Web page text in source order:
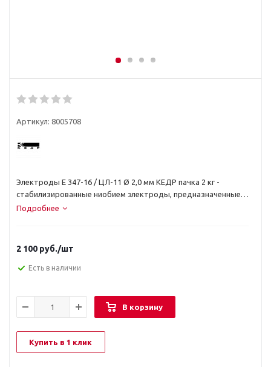
Артикул: 8005708
Электроды E 347-16 / ЦЛ-11 Ø 2,0 мм КЕДP пачка 2 кг -
стабилизированные ниобием электроды, предназначенные
для ручной дуговой сварки изделий из нержавеющих
высокой стабильностью и эластичностью дуги, а также
гарантированным лёгким поджигом. Позволяют работать во
всех пространственных положениях, кроме вертикального
Подробнее
2 100 руб./шт
Есть в наличии
В корзину
Купить в 1 клик